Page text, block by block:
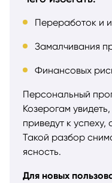
Переработок и
Замалчивания
Финансовых
Персональный
Козерогам
приведут к успеху,
Такой разбор
ясность.
Для новых